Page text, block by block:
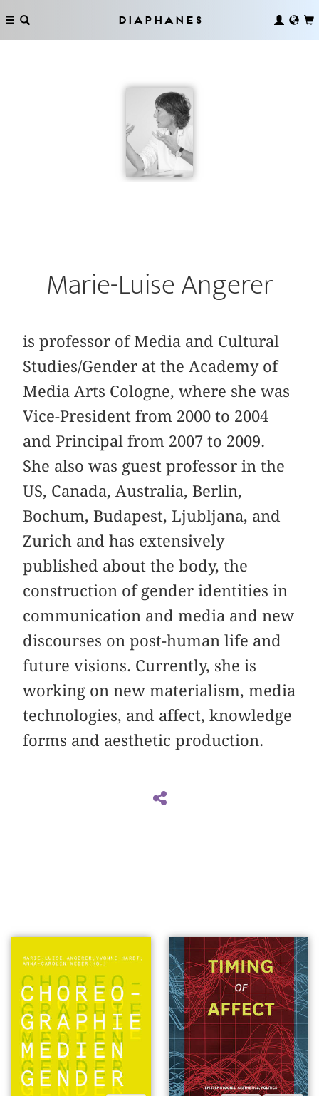
Diaphanes
Marie-Luise Angerer
is professor of Media and Cultural
Studies/Gender at the Academy of
Media Arts Cologne, where she was
Vice-President from 2000 to 2004
and Principal from 2007 to 2009.
She also was guest professor in the
US, Canada, Australia, Berlin,
Bochum, Budapest, Ljubljana, and
Zurich and has extensively
published about the body, the
construction of gender identities in
communication and media and new
discourses on post-human life and
future visions. Currently, she is
working on new materialism, media
technologies, and affect, knowledge
forms and aesthetic production.